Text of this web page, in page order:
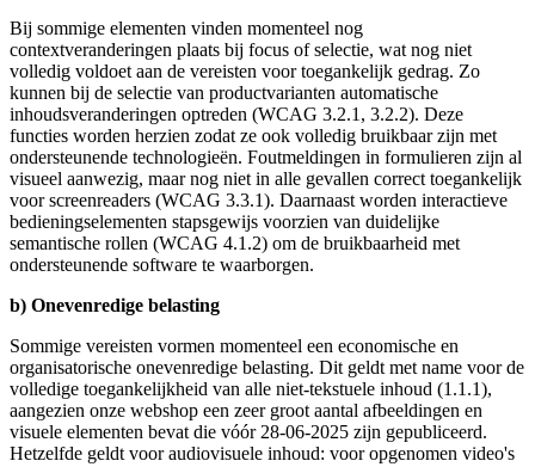
Bij sommige elementen vinden momenteel nog
contextveranderingen plaats bij focus of selectie, wat nog niet
volledig voldoet aan de vereisten voor toegankelijk gedrag. Zo
kunnen bij de selectie van productvarianten automatische
inhoudsveranderingen optreden (WCAG 3.2.1, 3.2.2). Deze
functies worden herzien zodat ze ook volledig bruikbaar zijn met
ondersteunende technologieën. Foutmeldingen in formulieren zijn al
visueel aanwezig, maar nog niet in alle gevallen correct toegankelijk
voor screenreaders (WCAG 3.3.1). Daarnaast worden interactieve
bedieningselementen stapsgewijs voorzien van duidelijke
semantische rollen (WCAG 4.1.2) om de bruikbaarheid met
ondersteunende software te waarborgen.
b) Onevenredige belasting
Sommige vereisten vormen momenteel een economische en
organisatorische onevenredige belasting. Dit geldt met name voor de
volledige toegankelijkheid van alle niet-tekstuele inhoud (1.1.1),
aangezien onze webshop een zeer groot aantal afbeeldingen en
visuele elementen bevat die vóór 28-06-2025 zijn gepubliceerd.
Hetzelfde geldt voor audiovisuele inhoud: voor opgenomen video's